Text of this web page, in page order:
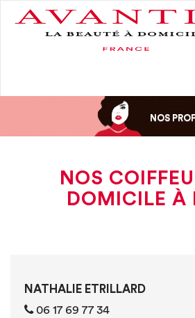
NOS
NOS
DOMICILE À
NATHALIE ETRILLARD
‭06 17 69 77 34‬